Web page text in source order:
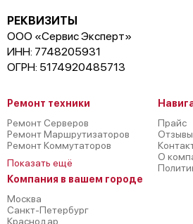
РЕКВИЗИТЫ
ООО «Сервис Эксперт»
ИНН: 7748205931
ОГРН: 5174920485713
Ремонт техники
Ремонт Серверов
Ремонт Маршрутизаторов
Ремонт Коммутаторов
Показать ещё
Компания в вашем городе
Москва
Санкт-Петербург
Краснодар
Прайс
Отзывы
О